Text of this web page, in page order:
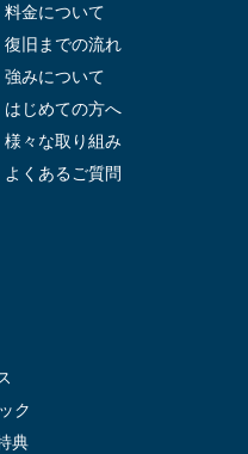
料金について
復旧までの流れ
強みについて
はじめての方へ
様々な取り組み
よくあるご質問
ク
典